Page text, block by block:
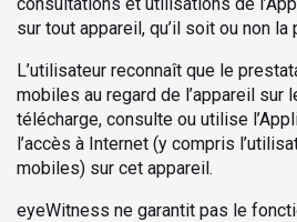
sur tout appareil, qu’il soit ou non la
L’utilisateur reconnaît que le
mobiles au regard de l’appareil sur
télécharge, consulte ou utilise
l’accès à Internet (y compris
mobiles) sur cet appareil.
eyeWitness ne garantit pas le